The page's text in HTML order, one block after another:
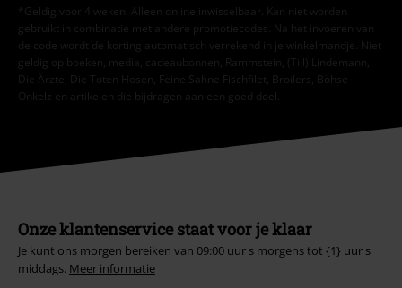
*Geldig voor 4 weken. Alleen online inwisselbaar. Kan niet worden
gebruikt in combinatie met andere promotiecodes. Na het invoeren van
de code wordt de korting automatisch verrekend in je winkelmandje. Niet
geldig op boeken, media, cadeaubonnen, Rammstein, (Till) Lindemann,
Die Ärzte, Die Toten Hosen, Feine Sahne Fischfilet, Broilers, Böhse
Onkelz en artikelen die bijdragen aan een goed doel.
Onze klantenservice staat voor je klaar
Je kunt ons morgen bereiken van 09:00 uur s morgens tot {1} uur s
middags. Meer informatie